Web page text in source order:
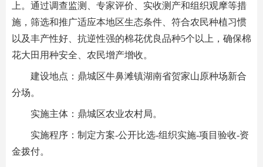
上。通过调查监测、专家评价、实收测产和组织观摩等措
施，筛选和推广适应本地区生态条件、符合农民种植习惯
以及丰产性好、抗逆性强的棉花优良品种5个以上，确保棉
花大田用种安全、农民增产增收。
建设地点：鼎城区牛鼻滩镇湖南省贺家山原种场新合
分场。
实施主体：鼎城区农业农村局。
实施程序：制定方案-公开比选-组织实施-项目验收-资
金拨付。